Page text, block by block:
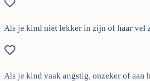
Als je kind niet lekker in zijn of haar vel
Als je kind vaak angstig, onzeker of aan